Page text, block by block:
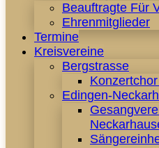
Beauftragte Für
Ehrenmitglieder
Termine
Kreisvereine
Bergstrasse
Edingen-